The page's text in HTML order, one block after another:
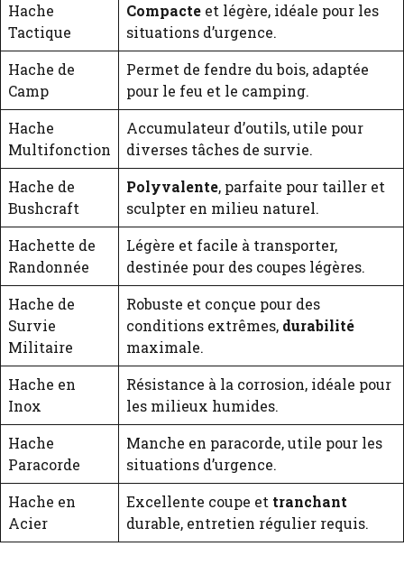
Hache
Tactique
Compacte et légère, idéale pour les
situations d’urgence.
Hache de
Camp
Permet de fendre du bois, adaptée
pour le feu et le camping.
Hache
Multifonction
Accumulateur d’outils, utile pour
diverses tâches de survie.
Hache de
Bushcraft
Polyvalente, parfaite pour tailler et
sculpter en milieu naturel.
Hachette de
Randonnée
Légère et facile à transporter,
destinée pour des coupes légères.
Hache de
Survie
Militaire
Robuste et conçue pour des
conditions extrêmes, durabilité
maximale.
Hache en
Inox
Résistance à la corrosion, idéale pour
les milieux humides.
Hache
Paracorde
Manche en paracorde, utile pour les
situations d’urgence.
Hache en
Acier
Excellente coupe et tranchant
durable, entretien régulier requis.